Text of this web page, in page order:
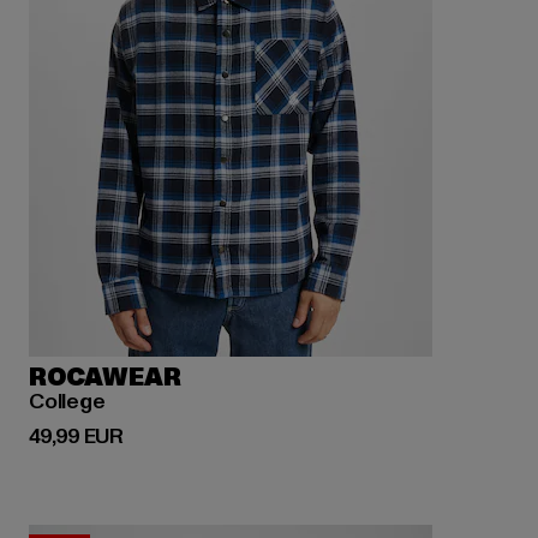
ROCAWEAR
College
49,99 EUR
Derzeitiger Preis: 49,99 EUR